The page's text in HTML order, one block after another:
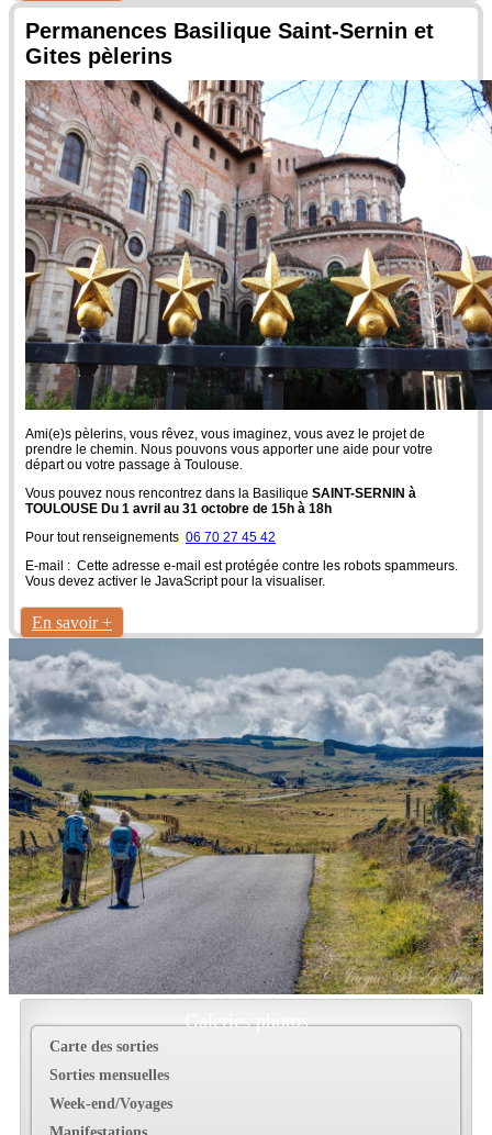
Permanences Basilique Saint-Sernin et
Gites pèlerins
Ami(e)s pèlerins, vous rêvez, vous imaginez, vous avez le projet de
prendre le chemin. Nous pouvons vous apporter une aide pour votre
départ ou votre passage à Toulouse.
Vous pouvez nous rencontrez dans la Basilique SAINT-SERNIN à
TOULOUSE Du 1 avril au 31 octobre de 15h à 18h
Pour tout renseignements 06 70 27 45 42
E-mail : Cette adresse e-mail est protégée contre les robots spammeurs.
Vous devez activer le JavaScript pour la visualiser.
En savoir +
Galeries photos
Carte des sorties
Sorties mensuelles
Week-end/Voyages